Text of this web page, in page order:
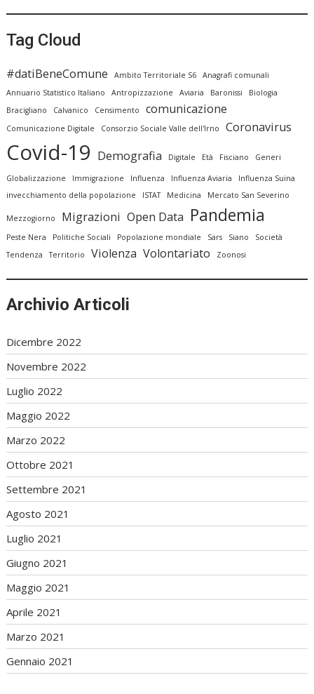
Tag Cloud
#datiBeneComune Ambito Territoriale S6
Anagrafi comunali
Annuario Statistico Italiano
Antropizzazione Aviaria Baronissi
Biologia
Bracigliano
Calvanico Censimento comunicazione
Comunicazione Digitale Consorzio Sociale Valle dell'Irno Coronavirus
Covid-19 Demografia Digitale Età Fisciano Generi
Globalizzazione Immigrazione Influenza Influenza Aviaria
Influenza Suina
invecchiamento della popolazione
ISTAT Medicina Mercato San Severino
Mezzogiorno Migrazioni Open Data Pandemia
Peste Nera Politiche Sociali Popolazione mondiale Sars Siano
Società
Tendenza
Territorio Violenza Volontariato Zoonosi
Archivio Articoli
Dicembre 2022
Novembre 2022
Luglio 2022
Maggio 2022
Marzo 2022
Ottobre 2021
Settembre 2021
Agosto 2021
Luglio 2021
Giugno 2021
Maggio 2021
Aprile 2021
Marzo 2021
Gennaio 2021